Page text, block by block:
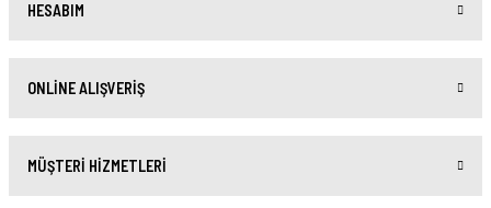
HESABIM
ONLİNE ALIŞVERİŞ
MÜŞTERİ HİZMETLERİ